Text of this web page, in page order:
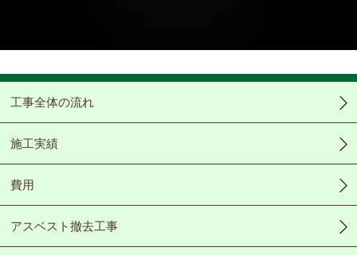
Video
工事全体の流れ
施工実績
費用
アスベスト撤去工事